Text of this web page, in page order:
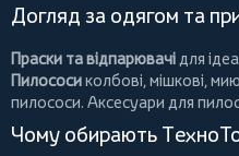
Догляд за одягом та
Праски та відпарювачі для
Пилососиколбові, мішкові,
пилососи. Аксесуари для
Чому обирають